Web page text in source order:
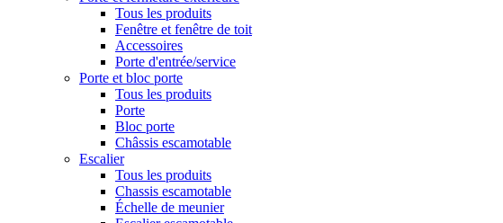
Tous les produits
Fenêtre et fenêtre de toit
Accessoires
Porte d'entrée/service
Porte et bloc porte
Tous les produits
Porte
Bloc porte
Châssis escamotable
Escalier
Tous les produits
Chassis escamotable
Échelle de meunier